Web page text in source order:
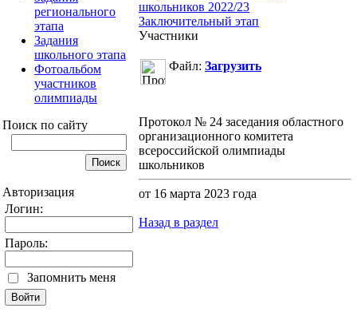
регионального
этапа
Задания
школьного этапа
Фотоальбом
участников
олимпиады
Поиск по сайту
Авторизация
Логин:
Пароль:
Запомнить меня
школьников 2022/23
Заключительный этап
Участники
Файл: Загрузить
Протокол № 24 заседания областного
организационного комитета
всероссийской олимпиады
школьников
от 16 марта 2023 года
Назад в раздел